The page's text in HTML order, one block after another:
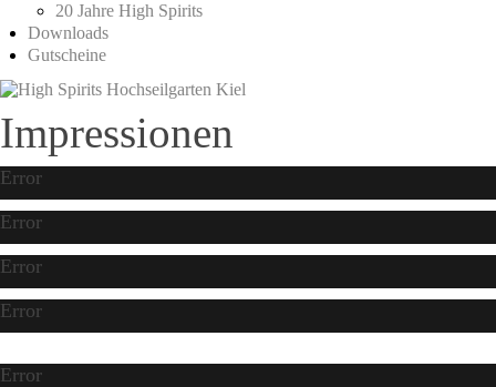
20 Jahre High Spirits
Downloads
Gutscheine
Impressionen
Error
Error
Error
Error
Error